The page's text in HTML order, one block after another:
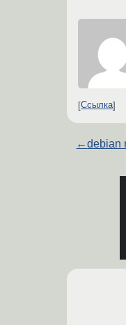
Ссылка
←debian